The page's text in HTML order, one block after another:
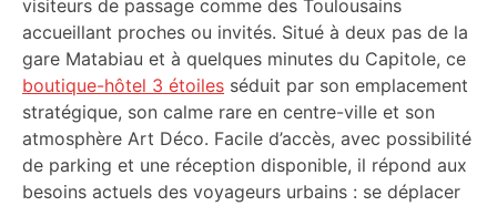
visiteurs de passage comme des Toulousains
accueillant proches ou invités. Situé à deux pas de la
gare Matabiau et à quelques minutes du Capitole, ce
boutique-hôtel 3 étoiles séduit par son emplacement
stratégique, son calme rare en centre-ville et son
atmosphère Art Déco. Facile d’accès, avec possibilité
de parking et une réception disponible, il répond aux
besoins actuels des voyageurs urbains : se déplacer